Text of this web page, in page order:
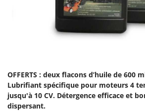
OFFERTS : deux flacons d’huile de 600
Lubrifiant spécifique pour moteurs 4
jusqu'à 10 CV. Détergence efficace et
dispersant.